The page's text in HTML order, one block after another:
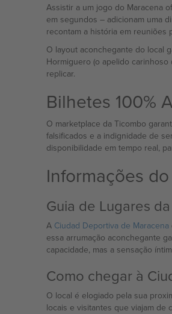
Assistir a um jogo do Maracena
em segundos – adicionam uma
recontam a história em reuniões
O layout aconchegante do local
Hormiguero (o apelido
replicar.
Bilhetes 100%
O marketplace da Ticombo
falsificados e a indignidade de
disponibilidade em tempo real,
Informações
Guia de Lugares
A Ciudad Deportiva de Maracena
essa arrumação aconchegante
capacidade, mas a sensação
Como chegar à
O local é elogiado pela sua
locais e visitantes que viajam de